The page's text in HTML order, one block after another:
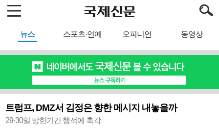
뉴스 스포츠·연예 오피니언 동영상
트럼프, DMZ서 김정은 향한 메시지 내놓을까
29·30일 방한기간 행적에 촉각